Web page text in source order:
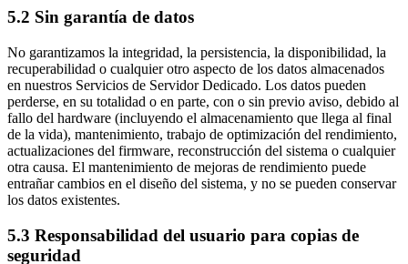
5.2 Sin garantía de datos
No garantizamos la integridad, la persistencia, la disponibilidad, la
recuperabilidad o cualquier otro aspecto de los datos almacenados
en nuestros Servicios de Servidor Dedicado. Los datos pueden
perderse, en su totalidad o en parte, con o sin previo aviso, debido al
fallo del hardware (incluyendo el almacenamiento que llega al final
de la vida), mantenimiento, trabajo de optimización del rendimiento,
actualizaciones del firmware, reconstrucción del sistema o cualquier
otra causa. El mantenimiento de mejoras de rendimiento puede
entrañar cambios en el diseño del sistema, y no se pueden conservar
los datos existentes.
5.3 Responsabilidad del usuario para copias de
seguridad